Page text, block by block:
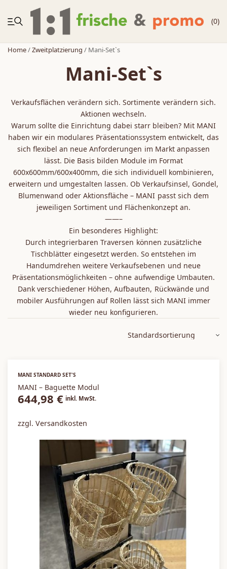
(0)
Home/Zweitplatzierung / Mani-Set`s
Mani-Set`s
Verkaufsflächen verändern sich. Sortimente verändern sich.
Aktionen wechseln.
Warum sollte die Einrichtung dabei starr bleiben? Mit MANI
haben wir ein modulares Präsentationssystem entwickelt, das
sich flexibel an neue Anforderungen im Markt anpassen
lässt. Die Basis bilden Module im Format
600x600mm/600x400mm, die sich individuell kombinieren,
erweitern und umgestalten lassen. Ob Verkaufsinsel, Gondel,
Blumenwand oder Aktionsfläche – MANI passt sich dem
jeweiligen Sortiment und Flächenkonzept an.
——–
Ein besonderes Highlight:
Durch integrierbaren Traversen können zusätzliche
Tischblätter eingesetzt werden. So entstehen im
Handumdrehen weitere Verkaufsebenen und neue
Präsentationsmöglichkeiten – ohne aufwendige Umbauten.
Dank verschiedener Höhen, Aufbauten, Rückwände und
mobiler Ausführungen auf Rollen lässt sich MANI immer
wieder neu konfigurieren.
MANI STANDARD SET'S
MANI – Baguette Modul
644,98 € inkl. MwSt.
zzgl. Versandkosten
Körbe
Zubehör
Zweitplatzierung
Möbelregale
Sale / Aktionen